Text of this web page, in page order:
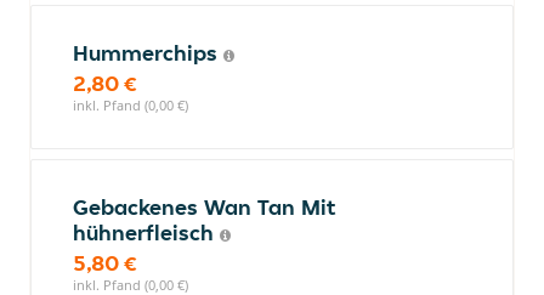
Hummerchips
2,80 €
inkl. Pfand (0,00 €)
Gebackenes Wan Tan Mit
hühnerfleisch
5,80 €
inkl. Pfand (0,00 €)